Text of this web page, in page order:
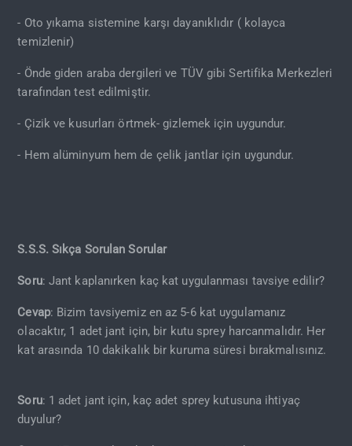
- Oto yıkama sistemine karşı dayanıklıdır ( kolayca
temizlenir)
- Önde giden araba dergileri ve TÜV gibi Sertifika Merkezleri
tarafından test edilmiştir.
- Çizik ve kusurları örtmek- gizlemek için uygundur.
- Hem alüminyum hem de çelik jantlar için uygundur.
S.S.S. Sıkça Sorulan Sorular
Soru: Jant kaplanırken kaç kat uygulanması tavsiye edilir?
Cevap: Bizim tavsiyemiz en az 5-6 kat uygulamanız
olacaktır, 1 adet jant için, bir kutu sprey harcanmalıdır. Her
kat arasında 10 dakikalık bir kuruma süresi bırakmalısınız.
Soru: 1 adet jant için, kaç adet sprey kutusuna ihtiyaç
duyulur?